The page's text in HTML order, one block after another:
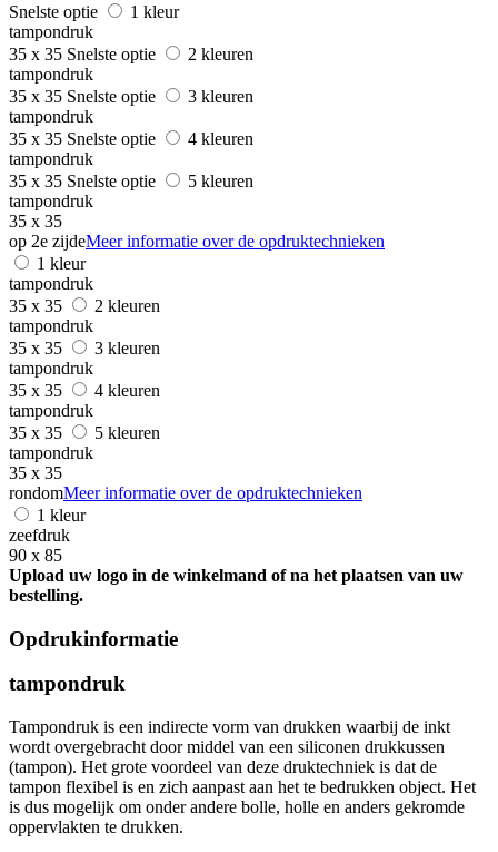
Snelste optie
1 kleur
tampondruk
35 x 35 Snelste optie
2 kleuren
tampondruk
35 x 35 Snelste optie
3 kleuren
tampondruk
35 x 35 Snelste optie
4 kleuren
tampondruk
35 x 35 Snelste optie
5 kleuren
tampondruk
35 x 35
op 2e zijdeMeer informatie over de opdruktechnieken
1 kleur
tampondruk
35 x 35
2 kleuren
tampondruk
35 x 35
3 kleuren
tampondruk
35 x 35
4 kleuren
tampondruk
35 x 35
5 kleuren
tampondruk
35 x 35
rondomMeer informatie over de opdruktechnieken
1 kleur
zeefdruk
90 x 85
Upload uw logo in de winkelmand of na het plaatsen van uw
bestelling.
Opdrukinformatie
tampondruk
Tampondruk is een indirecte vorm van drukken waarbij de inkt
wordt overgebracht door middel van een siliconen drukkussen
(tampon). Het grote voordeel van deze druktechniek is dat de
tampon flexibel is en zich aanpast aan het te bedrukken object. Het
is dus mogelijk om onder andere bolle, holle en anders gekromde
oppervlakten te drukken.